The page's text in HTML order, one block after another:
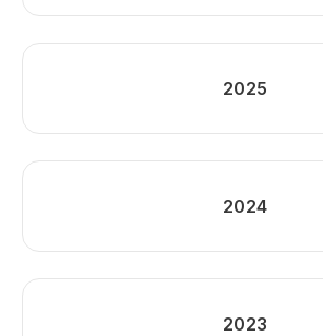
2025
2024
2023